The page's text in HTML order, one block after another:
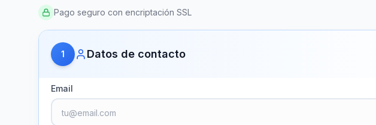
Pago seguro con encriptación SSL
1 Datos de contacto
Email